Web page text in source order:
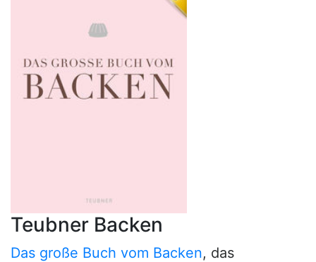
Teubner Backen
Das große Buch vom Backen, das